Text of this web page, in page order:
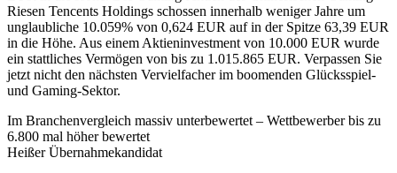
Riesen Tencents Holdings schossen innerhalb weniger Jahre um
unglaubliche 10.059% von 0,624 EUR auf in der Spitze 63,39 EUR
in die Höhe. Aus einem Aktieninvestment von 10.000 EUR wurde
ein stattliches Vermögen von bis zu 1.015.865 EUR. Verpassen Sie
jetzt nicht den nächsten Vervielfacher im boomenden Glücksspiel-
und Gaming-Sektor.
Im Branchenvergleich massiv unterbewertet – Wettbewerber bis zu
6.800 mal höher bewertet
Heißer Übernahmekandidat